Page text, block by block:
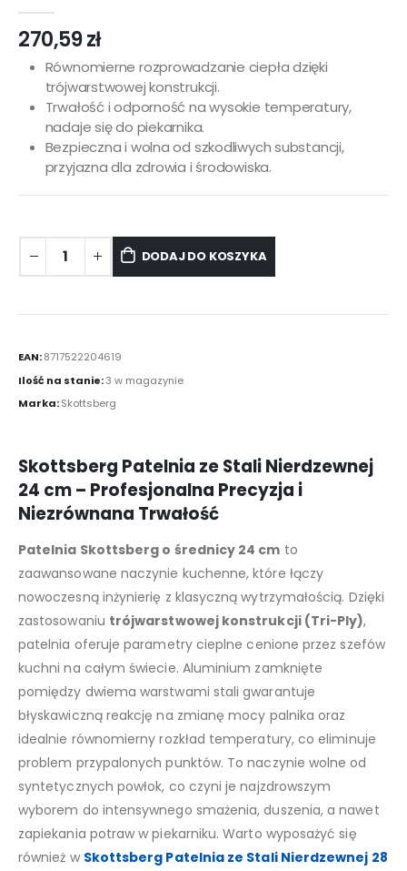
270,59zł
Równomierne rozprowadzanie ciepła dzięki
trójwarstwowej konstrukcji.
Trwałość i odporność na wysokie temperatury,
nadaje się do piekarnika.
Bezpieczna i wolna od szkodliwych substancji,
przyjazna dla zdrowia i środowiska.
DODAJ DO KOSZYKA
EAN:8717522204619
Ilość na stanie:3 w magazynie
Marka:Skottsberg
Skottsberg Patelnia ze Stali Nierdzewnej
24 cm – Profesjonalna Precyzja i
Niezrównana Trwałość
Patelnia Skottsberg o średnicy 24 cm to
zaawansowane naczynie kuchenne, które łączy
nowoczesną inżynierię z klasyczną wytrzymałością. Dzięki
zastosowaniu trójwarstwowej konstrukcji (Tri-Ply),
patelnia oferuje parametry cieplne cenione przez szefów
kuchni na całym świecie. Aluminium zamknięte
pomiędzy dwiema warstwami stali gwarantuje
błyskawiczną reakcję na zmianę mocy palnika oraz
idealnie równomierny rozkład temperatury, co eliminuje
problem przypalonych punktów. To naczynie wolne od
syntetycznych powłok, co czyni je najzdrowszym
wyborem do intensywnego smażenia, duszenia, a nawet
zapiekania potraw w piekarniku. Warto wyposażyć się
również w Skottsberg Patelnia ze Stali Nierdzewnej 28